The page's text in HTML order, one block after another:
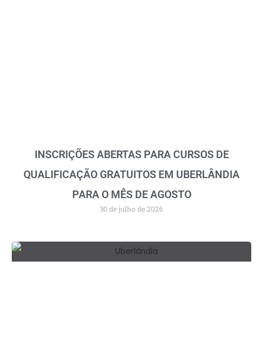
INSCRIÇÕES ABERTAS PARA CURSOS DE
QUALIFICAÇÃO GRATUITOS EM UBERLÂNDIA
PARA O MÊS DE AGOSTO
30 de julho de 2026